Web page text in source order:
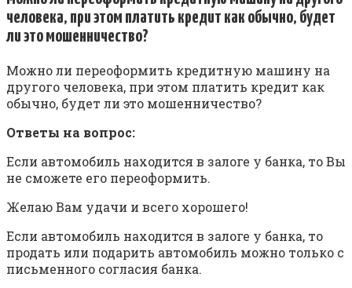
человека, при этом платить кредит как обычно, будет
ли это мошенничество?
Можно ли переоформить кредитную машину на
другого человека, при этом платить кредит как
обычно, будет ли это мошенничество?
Ответы на вопрос:
Если автомобиль находится в залоге у банка, то Вы
не сможете его переоформить.
Желаю Вам удачи и всего хорошего!
Если автомобиль находится в залоге у банка, то
продать или подарить автомобиль можно только с
письменного согласия банка.